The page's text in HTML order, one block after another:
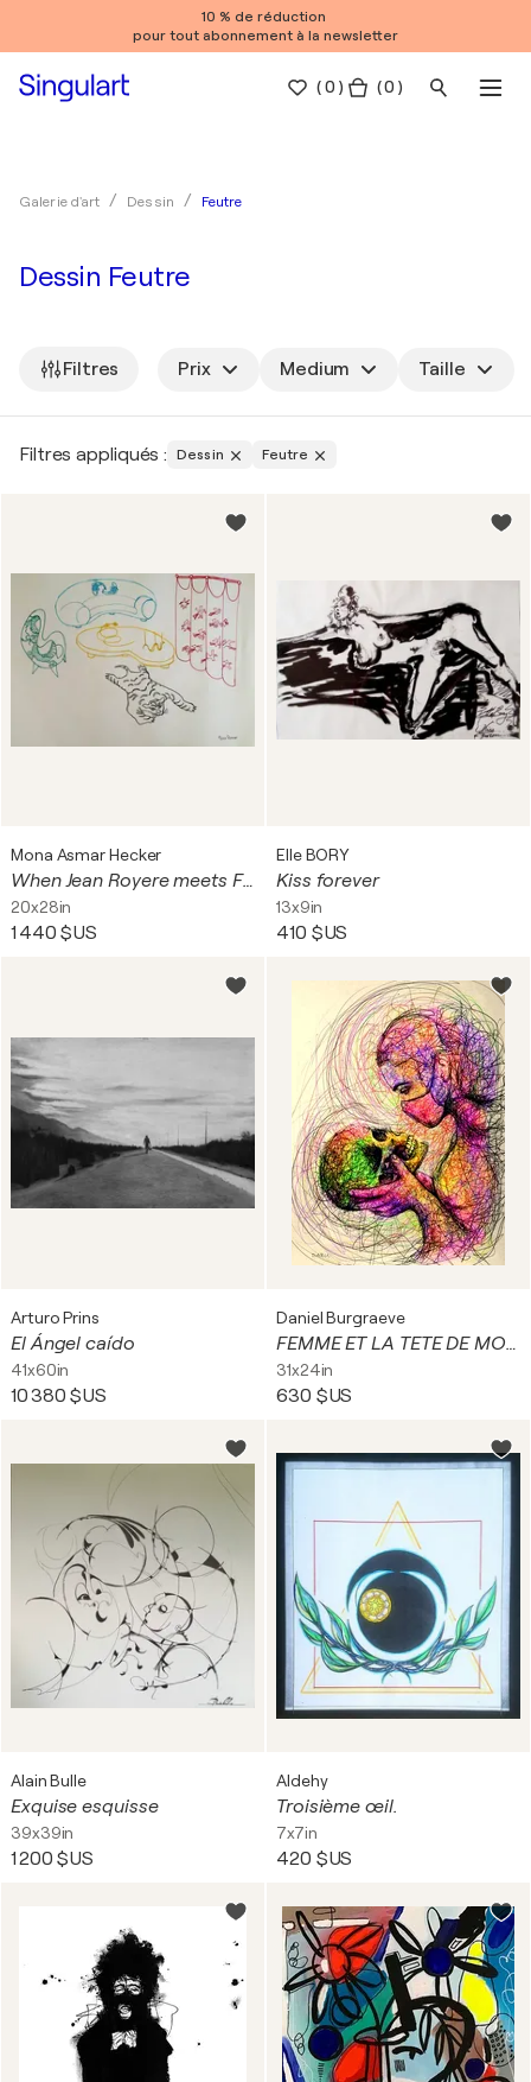
10 % de réduction
pour tout abonnement à la newsletter
(0 ) ( 0 )
Galerie d'art Dessin Feutre
Dessin Feutre
Filtres Prix Medium Taille
Filtres appliqués : Dessin Feutre
Mona Asmar Hecker
When Jean Royere meets Feng Shui
20x28in
1 440 $US
Elle BORY
Kiss forever
13x9in
410 $US
Arturo Prins
El Ángel caído
41x60in
10 380 $US
Daniel Burgraeve
FEMME ET LA TETE DE MORT
31x24in
630 $US
Alain Bulle
Exquise esquisse
39x39in
1 200 $US
Aldehy
Troisième œil.
7x7in
420 $US